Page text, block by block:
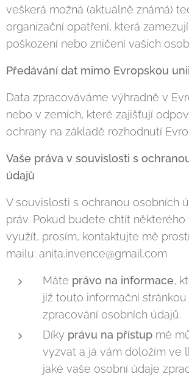
veškerá možná (aktuálně známá)
organizační opatření, která
poškození nebo zničení vašich
Předávání dat mimo Evropskou unii
Data zpracováváme výhradně v
nebo v zemích, které zajišťují
ochrany na základě rozhodnutí
Vaše práva v souvislosti s
údajů
V souvislosti s ochranou osobních
práv. Pokud budete chtít
využít, prosím, kontaktujte mě
mailu: anita.invence@gmail.com
Máte právo na informace,
již touto informační stránkou
zpracování osobních údajů.
Díky právu na přístup mě
vyzvat a já vám doložím ve
jaké vaše osobní údaje